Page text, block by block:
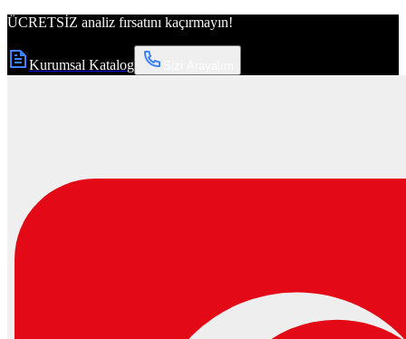
ÜCRETSİZ analiz fırsatını kaçırmayın!
Kurumsal Katalog